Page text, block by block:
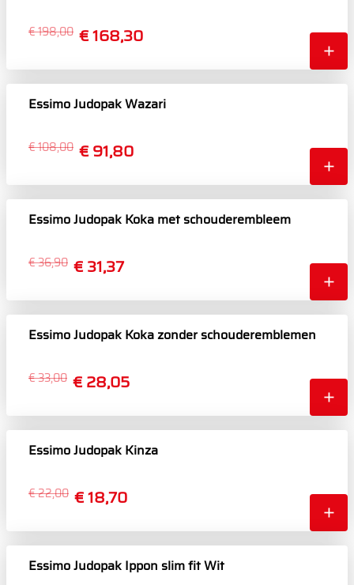
€ 168,30
€ 198,00
Essimo Judopak Wazari
€ 91,80
€ 108,00
Essimo Judopak Koka met schouderembleem
€ 31,37
€ 36,90
Essimo Judopak Koka zonder schouderemblemen
€ 28,05
€ 33,00
Essimo Judopak Kinza
€ 18,70
€ 22,00
Essimo Judopak Ippon slim fit Wit